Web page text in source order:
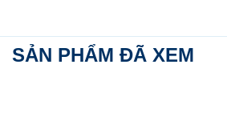
SẢN PHẨM ĐÃ XEM